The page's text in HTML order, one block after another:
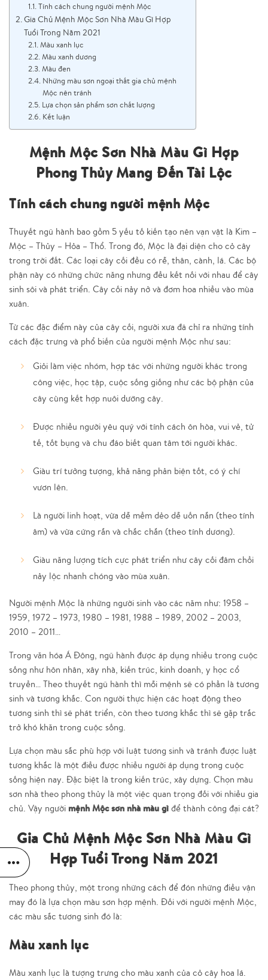
Tính cách chung người mệnh Mộc
Gia Chủ Mệnh Mộc Sơn Nhà Màu Gì Hợp
Tuổi Trong Năm 2021
Màu xanh lục
Màu xanh dương
Màu đen
Những màu sơn ngoại thất gia chủ mệnh
Mộc nên tránh
Lựa chọn sản phẩm sơn chất lượng
Kết luận
Mệnh Mộc Sơn Nhà Màu Gì Hợp
Phong Thủy Mang Đến Tài Lộc
Tính cách chung người mệnh Mộc
Thuyết ngũ hành bao gồm 5 yếu tố kiến tạo nên vạn vật là Kim –
Mộc – Thủy – Hỏa – Thổ. Trong đó, Mộc là đại diện cho cỏ cây
trong trời đất. Các loại cây cối đều có rễ, thân, cành, lá. Các bộ
phận này có những chức năng nhưng đều kết nối với nhau để cây
sinh sôi và phát triển. Cây cối nảy nở và đơm hoa nhiều vào mùa
xuân.
Từ các đặc điểm này của cây cối, người xưa đã chỉ ra những tính
cách đặc trưng và phổ biến của người mệnh Mộc như sau:
Giỏi làm việc nhóm, hợp tác với những người khác trong
công việc, học tập, cuộc sống giống như các bộ phận của
cây cùng kết hợp nuôi dưỡng cây.
Được nhiều người yêu quý với tính cách ôn hòa, vui vẻ, tử
tế, tốt bụng và chu đáo biết quan tâm tới người khác.
Giàu trí tưởng tượng, khả năng phản biện tốt, có ý chí
vươn lên.
Là người linh hoạt, vừa dễ mềm dẻo dễ uốn nắn (theo tính
âm) và vừa cứng rắn và chắc chắn (theo tính dương).
Giàu năng lượng tích cực phát triển như cây cối đâm chồi
nảy lộc nhanh chóng vào mùa xuân.
Người mệnh Mộc là những người sinh vào các năm như: 1958 –
1959, 1972 – 1973, 1980 – 1981, 1988 – 1989, 2002 – 2003,
2010 – 2011…
Trong văn hóa Á Đông, ngũ hành được áp dụng nhiều trong cuộc
sống như hôn nhân, xây nhà, kiến trúc, kinh doanh, y học cổ
truyền… Theo thuyết ngũ hành thì mỗi mệnh sẽ có phần là tương
sinh và tương khắc. Con người thực hiện các hoạt động theo
tương sinh thì sẽ phát triển, còn theo tương khắc thì sẽ gặp trắc
trở khó khăn trong cuộc sống.
Lựa chọn màu sắc phù hợp với luật tương sinh và tránh được luật
tương khắc là một điều được nhiều người áp dụng trong cuộc
sống hiện nay. Đặc biệt là trong kiến trúc, xây dựng. Chọn màu
sơn nhà theo phong thủy là một việc quan trọng đối với nhiều gia
chủ. Vậy người mệnh Mộc sơn nhà màu gì để thành công đại cát?
Gia Chủ Mệnh Mộc Sơn Nhà Màu Gì
Hợp Tuổi Trong Năm 2021
Theo phong thủy, một trong những cách để đón những điều vận
may đó là lựa chọn màu sơn hợp mệnh. Đối với người mệnh Mộc,
các màu sắc tương sinh đó là:
Màu xanh lục
Màu xanh lục là tượng trưng cho màu xanh của cỏ cây hoa lá.